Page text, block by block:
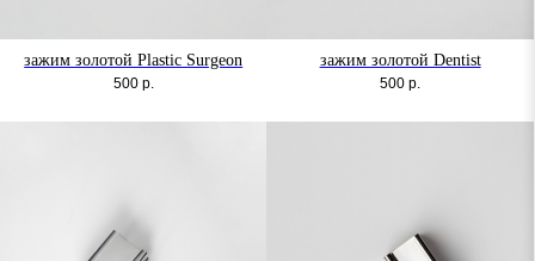
зажим золотой Plastic Surgeon
500 р.
зажим золотой Dentist
500 р.